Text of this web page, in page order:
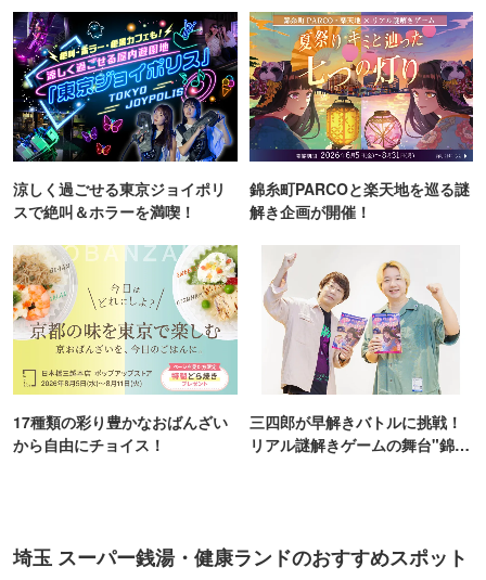
涼しく過ごせる東京ジョイポリ
スで絶叫＆ホラーを満喫！
錦糸町PARCOと楽天地を巡る謎
解き企画が開催！
17種類の彩り豊かなおばんざい
から自由にチョイス！
三四郎が早解きバトルに挑戦！
リアル謎解きゲームの舞台"錦糸
埼玉 スーパー銭湯・健康ランドのおすすめスポット